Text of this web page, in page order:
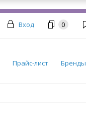
Вход 0
Прайс-лист Бренды